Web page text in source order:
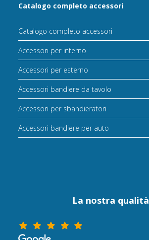
Catalogo completo accessori
Catalogo completo accessori
Accessori per interno
Accessori per esterno
Accessori bandiere da tavolo
Accessori per sbandieratori
Accessori bandiere per auto
La nostra qualità